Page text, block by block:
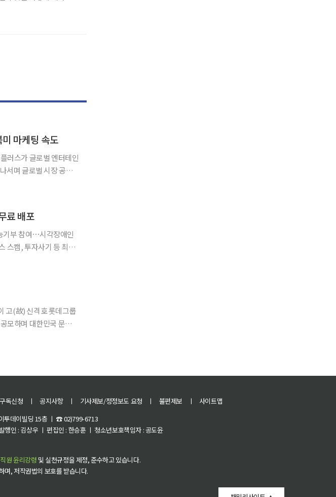
마케팅 속도
서며 글로벌 시장 공략
료 배포
기부 참여⋯시각장애인
모하며 대한민국 문학의
구독신청 ㅣ 공지사항 ㅣ 기사제보/정정보도 요청 ㅣ 불편제보 ㅣ
사이트맵
투데이빌딩 15층 ㅣ ☎ 02)799-6713
인 : 김상우 ㅣ 편집인 : 한승훈 ㅣ 청소년보호책임자 : 공도윤
원 윤리강령 및 실천규정을 제정, 준수하고 있습니다.
며, 저작권법의 보호를 받습니다.